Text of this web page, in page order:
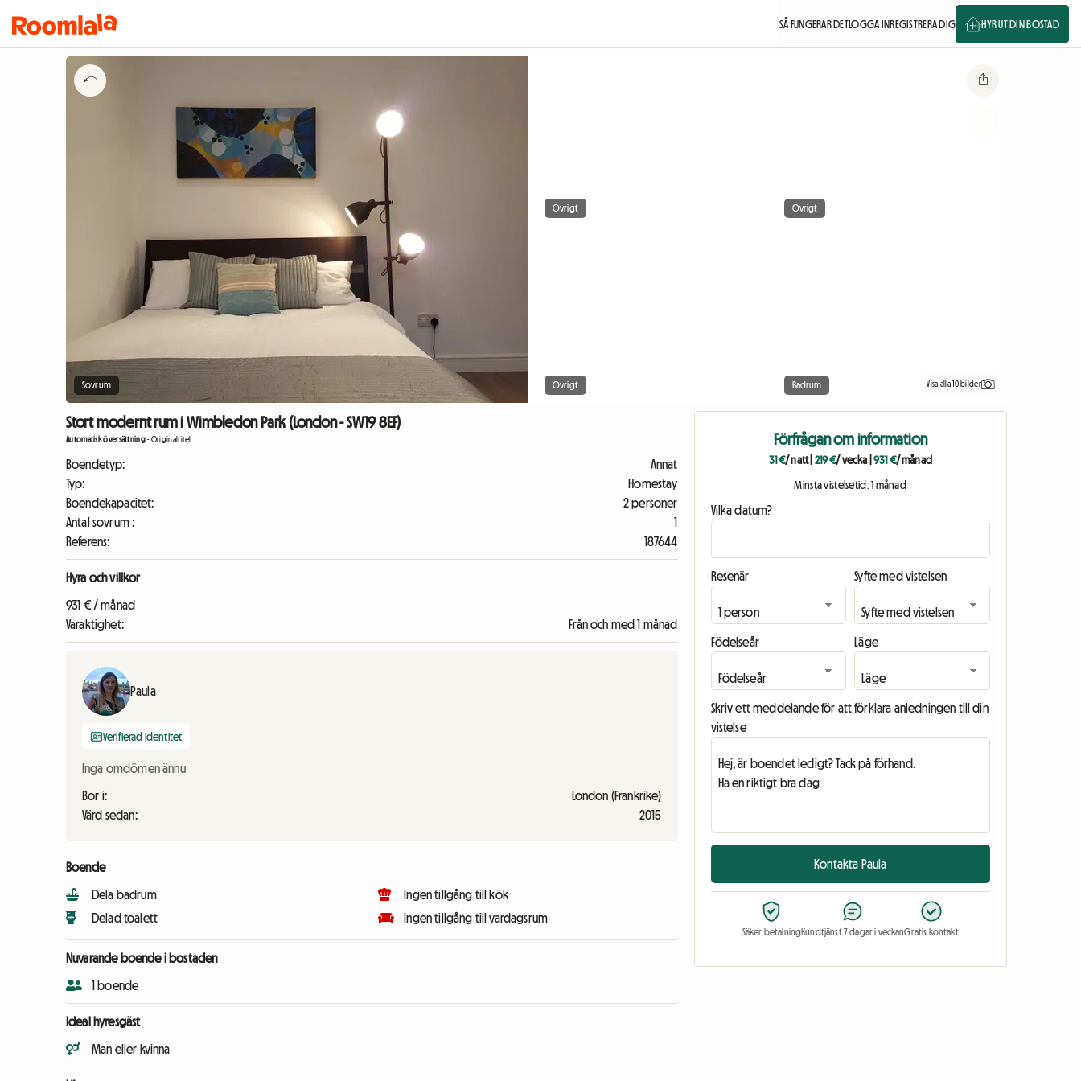
SÅ FUNGERAR DETLOGGA INREGISTRERA DIG HYR UT DIN BOSTAD
Sovrum
Övrigt Övrigt
Övrigt Badrum Visa alla 10 bilder
Stort modernt rum i Wimbledon Park (London - SW19 8EF)
Automatisk översättning-Originaltitel
Boendetyp:
Annat
Typ:
Homestay
Boendekapacitet:
2 personer
Antal sovrum :
1
Referens:
187644
Hyra och villkor
931 € / månad
Varaktighet:
Från och med 1 månad
Paula
Verifierad identitet
Inga omdömen ännu
Bor i:
London (Frankrike)
Värd sedan:
2015
Boende
Dela badrum
Delad toalett
Ingen tillgång till kök
Ingen tillgång till vardagsrum
Nuvarande boende i bostaden
1 boende
Ideal hyresgäst
Man eller kvinna
Förfrågan om information
31 €/ natt| 219 €/ vecka |931 €/ månad
Minsta vistelsetid: 1 månad
Vilka datum?
Resenär Syfte med vistelsen
Födelseår Läge
Skriv ett meddelande för att förklara anledningen till din
vistelse
Kontakta Paula
Säker betalningKundtjänst 7 dagar i veckanGratis kontakt